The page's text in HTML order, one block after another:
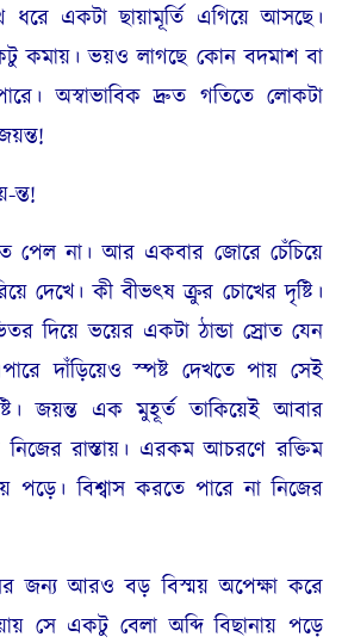
একটা ছায়ামূর্তি এগিয়ে আসছে।
কমায়। ভয়ও লাগছে কোন বদমাশ বা
অস্বাভাবিক দ্রুত গতিতে লোকটা
না। আর একবার জোরে চেঁচিয়ে
দেখে। কী বীভৎষ ক্রুর চোখের দৃষ্টি।
দিয়ে ভয়ের একটা ঠান্ডা স্রোত যেন
দাঁড়িয়েও স্পষ্ট দেখতে পায় সেই
জয়ন্ত এক মুহূর্ত তাকিয়েই আবার
রাস্তায়। এরকম আচরণে রক্তিম
পড়ে। বিশ্বাস করতে পারে না নিজের
জন্য আরও বড় বিস্ময় অপেক্ষা করে
সে একটু বেলা অব্দি বিছানায় পড়ে